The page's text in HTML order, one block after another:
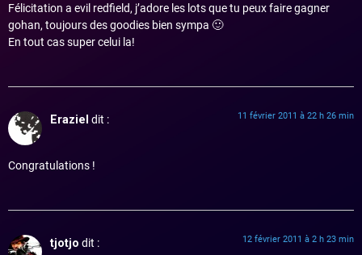
Félicitation a evil redfield, j’adore les lots que tu peux faire gagner
gohan, toujours des goodies bien sympa 🙂
En tout cas super celui la!
Eraziel dit : 11 février 2011 à 22 h 26 min
Congratulations !
tjotjo dit : 12 février 2011 à 2 h 23 min